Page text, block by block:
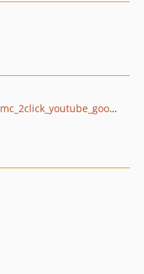
github.com/mediaconcept-gmbh/mc_2click_youtube_google